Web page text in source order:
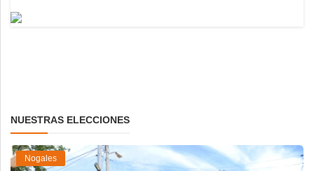
NUESTRAS ELECCIONES
Nogales